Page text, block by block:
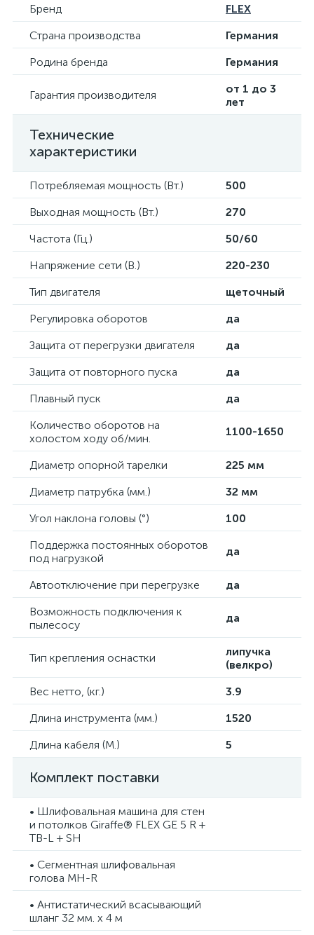
Бренд
FLEX
Страна производства
Германия
Родина бренда
Германия
Гарантия производителя
от 1 до 3
лет
Технические
характеристики
Потребляемая мощность (Вт.)
500
Выходная мощность (Вт.)
270
Частота (Гц.)
50/60
Напряжение сети (В.)
220-230
Тип двигателя
щеточный
Регулировка оборотов
да
Защита от перегрузки двигателя
да
Защита от повторного пуска
да
Плавный пуск
да
Количество оборотов на
холостом ходу об/мин.
1100-1650
Диаметр опорной тарелки
225 мм
Диаметр патрубка (мм.)
32 мм
Угол наклона головы (°)
100
Поддержка постоянных оборотов
под нагрузкой
да
Автоотключение при перегрузке
да
Возможность подключения к
пылесосу
да
Тип крепления оснастки
липучка
(велкро)
Вес нетто, (кг.)
3.9
Длина инструмента (мм.)
1520
Длина кабеля (М.)
5
Комплект поставки
• Шлифовальная машина для стен
и потолков Giraffe® FLEX GE 5 R +
TB-L + SH
• Сегментная шлифовальная
голова MH-R
• Антистатический всасывающий
шланг 32 мм. х 4 м